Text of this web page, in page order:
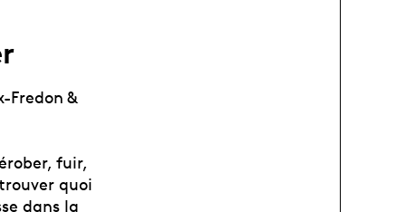
Fredon &
fuir,
quoi
dans la